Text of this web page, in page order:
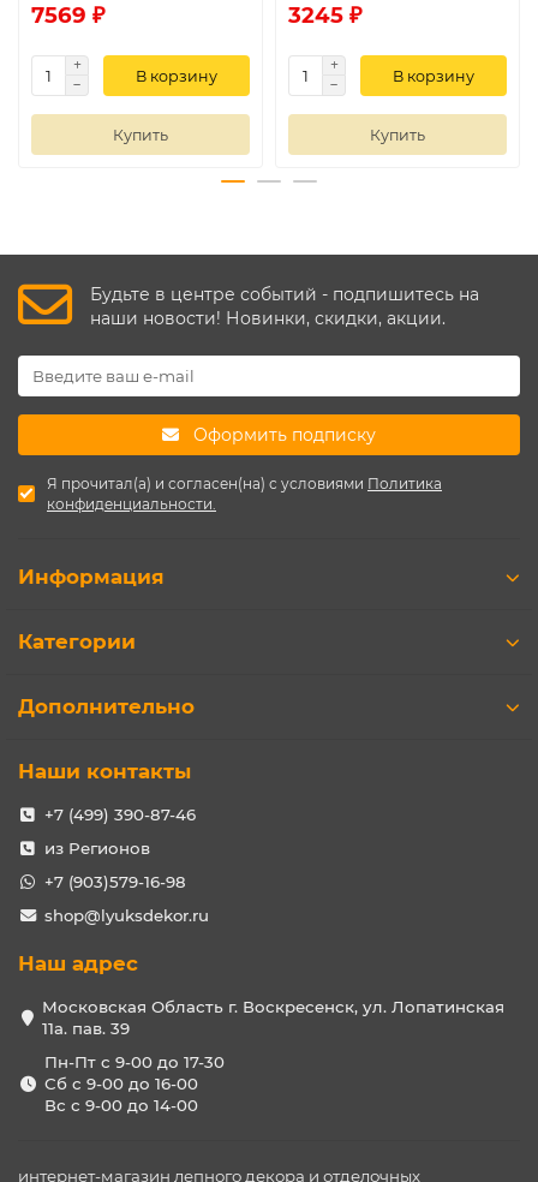
7569 ₽
В корзину
Купить
3245 ₽
В корзину
Купить
Будьте в центре событий - подпишитесь на
наши новости! Новинки, скидки, акции.
Оформить подписку
Я прочитал(а) и согласен(на) с условиями Политика
конфиденциальности.
Информация
Категории
Дополнительно
Наши контакты
+7 (499) 390-87-46
из Регионов
+7 (903)579-16-98
shop@lyuksdekor.ru
Наш адрес
Московская Область г. Воскресенск, ул. Лопатинская
11а. пав. 39
Пн-Пт с 9-00 до 17-30
Сб с 9-00 до 16-00
Вс с 9-00 до 14-00
интернет-магазин лепного декора и отделочных